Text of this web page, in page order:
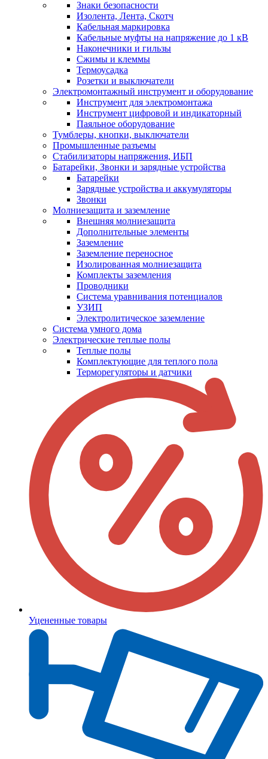
Знаки безопасности
Изолента, Лента, Скотч
Кабельная маркировка
Кабельные муфты на напряжение до 1 кВ
Наконечники и гильзы
Сжимы и клеммы
Термоусадка
Розетки и выключатели
Электромонтажный инструмент и оборудование
Инструмент для электромонтажа
Инструмент цифровой и индикаторный
Паяльное оборудование
Тумблеры, кнопки, выключатели
Промышленные разъемы
Стабилизаторы напряжения, ИБП
Батарейки, Звонки и зарядные устройства
Батарейки
Зарядные устройства и аккумуляторы
Звонки
Молниезащита и заземление
Внешняя молниезащита
Дополнительные элементы
Заземление
Заземление переносное
Изолированная молниезащита
Комплекты заземления
Проводники
Система уравнивания потенциалов
УЗИП
Электролитическое заземление
Система умного дома
Электрические теплые полы
Теплые полы
Комплектующие для теплого пола
Терморегуляторы и датчики
Уцененные товары